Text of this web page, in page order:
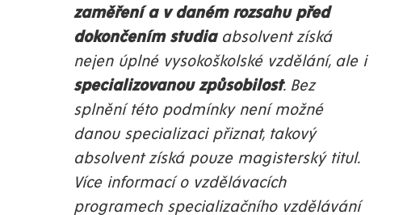
zaměření a v daném rozsahu před
dokončením studiaabsolvent získá
nejen úplné vysokoškolské vzdělání, ale i
specializovanou způsobilost. Bez
splnění této podmínky není možné
danou specializaci přiznat, takový
absolvent získá pouze magisterský titul.
Více informací o vzdělávacích
programech specializačního vzdělávání